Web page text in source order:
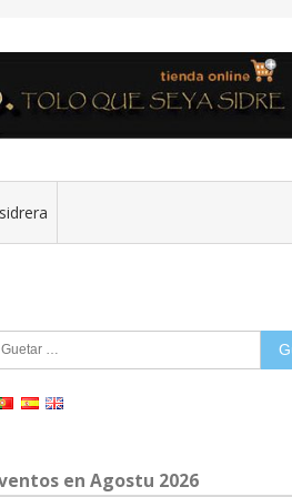
en Agostu 2026